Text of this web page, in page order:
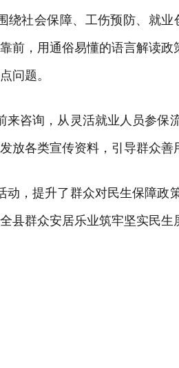
绕社会保障、工伤预防、就
前，用通俗易懂的语言解读
问题。
来咨询，从灵活就业人员参保
放各类宣传资料，引导群众善
动，提升了群众对民生保障政
县群众安居乐业筑牢坚实民生